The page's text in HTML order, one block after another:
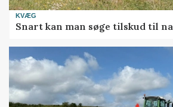
KVÆG
Snart kan man søge tilskud til